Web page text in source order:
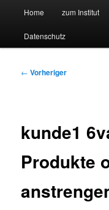
Technologie
Zum
primären
Zum
sekundären
Home zum Institut
Datenschutz
Beitragsnavigation
← Vorheriger
kunde1
Produkte